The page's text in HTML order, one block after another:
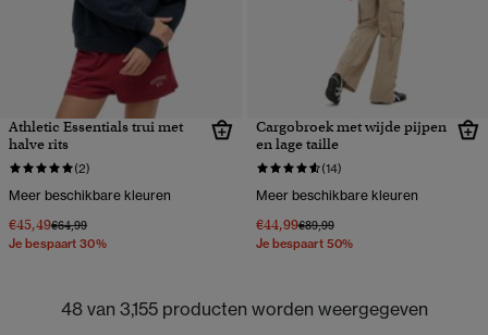
Athletic Essentials trui met
halve rits
(2)
Meer beschikbare kleuren
€45,49Prijs verlaagd van
€64,99naar
Je bespaart 30%
Cargobroek met wijde pijpen
en lage taille
(14)
Meer beschikbare kleuren
€44,99Prijs verlaagd van
€89,99naar
Je bespaart 50%
48 van 3,155 producten worden weergegeven